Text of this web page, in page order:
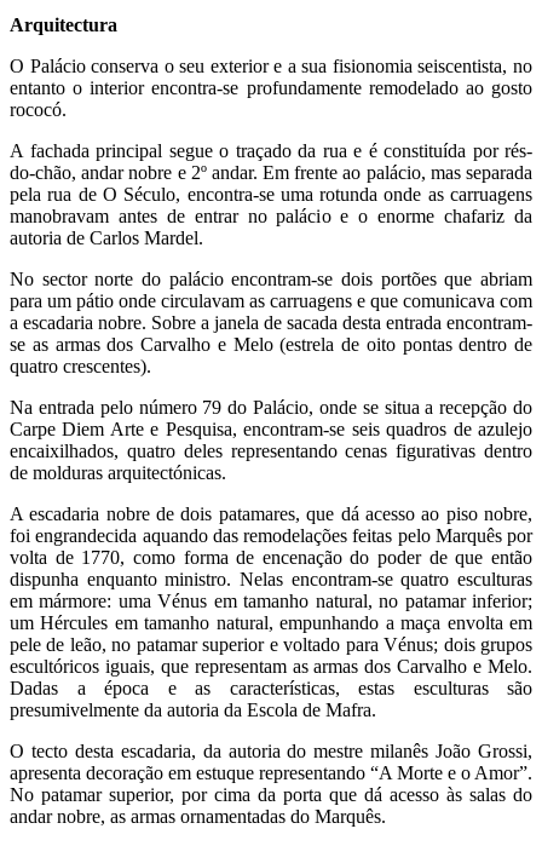
Arquitectura
O Palácio conserva o seu exterior e a sua fisionomia seiscentista, no
entanto o interior encontra-se profundamente remodelado ao gosto
rococó.
A fachada principal segue o traçado da rua e é constituída por rés-
do-chão, andar nobre e 2º andar. Em frente ao palácio, mas separada
pela rua de O Século, encontra-se uma rotunda onde as carruagens
manobravam antes de entrar no palácio e o enorme chafariz da
autoria de Carlos Mardel.
No sector norte do palácio encontram-se dois portões que abriam
para um pátio onde circulavam as carruagens e que comunicava com
a escadaria nobre. Sobre a janela de sacada desta entrada encontram-
se as armas dos Carvalho e Melo (estrela de oito pontas dentro de
quatro crescentes).
Na entrada pelo número 79 do Palácio, onde se situa a recepção do
Carpe Diem Arte e Pesquisa, encontram-se seis quadros de azulejo
encaixilhados, quatro deles representando cenas figurativas dentro
de molduras arquitectónicas.
A escadaria nobre de dois patamares, que dá acesso ao piso nobre,
foi engrandecida aquando das remodelações feitas pelo Marquês por
volta de 1770, como forma de encenação do poder de que então
dispunha enquanto ministro. Nelas encontram-se quatro esculturas
em mármore: uma Vénus em tamanho natural, no patamar inferior;
um Hércules em tamanho natural, empunhando a maça envolta em
pele de leão, no patamar superior e voltado para Vénus; dois grupos
escultóricos iguais, que representam as armas dos Carvalho e Melo.
Dadas a época e as características, estas esculturas são
presumivelmente da autoria da Escola de Mafra.
O tecto desta escadaria, da autoria do mestre milanês João Grossi,
apresenta decoração em estuque representando “A Morte e o Amor”.
No patamar superior, por cima da porta que dá acesso às salas do
andar nobre, as armas ornamentadas do Marquês.